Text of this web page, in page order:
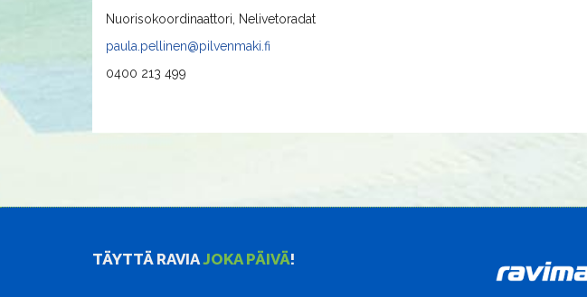
Nuorisokoordinaattori, Nelivetoradat
paula.pellinen@pilvenmaki.fi
0400 213 499
TÄYTTÄ RAVIAJOKA PÄIVÄ!